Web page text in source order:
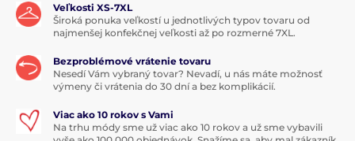
Veľkosti XS-7XL
Široká ponuka veľkostí u jednotlivých typov tovaru od
najmenšej konfekčnej veľkosti až po rozmerné 7XL.
Bezproblémové vrátenie tovaru
Nesedí Vám vybraný tovar? Nevadí, u nás máte možnosť
výmeny či vrátenia do 30 dní a bez komplikácií.
Viac ako 10 rokov s Vami
Na trhu módy sme už viac ako 10 rokov a už sme vybavili